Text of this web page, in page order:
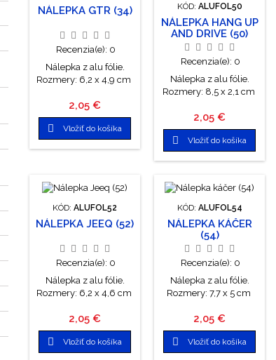
NÁLEPKA GTR (34)
Recenzia(e): 0
Nálepka z alu fólie.
Rozmery: 6,2 x 4,9 cm
Cena
2,05 €
 Vložiť do košíka
KÓD: ALUFOL50
NÁLEPKA HANG UP
AND DRIVE (50)
Recenzia(e): 0
Nálepka z alu fólie.
Rozmery: 8,5 x 2,1 cm
Cena
2,05 €
 Vložiť do košíka
KÓD: ALUFOL52
NÁLEPKA JEEQ (52)
Recenzia(e): 0
Nálepka z alu fólie.
Rozmery: 6,2 x 4,6 cm
Cena
2,05 €
 Vložiť do košíka
KÓD: ALUFOL54
NÁLEPKA KÁČER
(54)
Recenzia(e): 0
Nálepka z alu fólie.
Rozmery: 7,7 x 5 cm
Cena
2,05 €
 Vložiť do košíka